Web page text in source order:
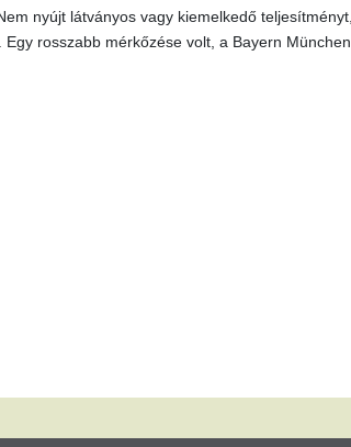
nyújt látványos vagy kiemelkedő teljesítményt,
rosszabb mérkőzése volt, a Bayern München